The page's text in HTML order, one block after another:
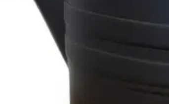
Tuotekuvaus
Puutarhakakannu EKO on valmistettu
puhdistaa roskista. Irroitettava suppilo sihdillä